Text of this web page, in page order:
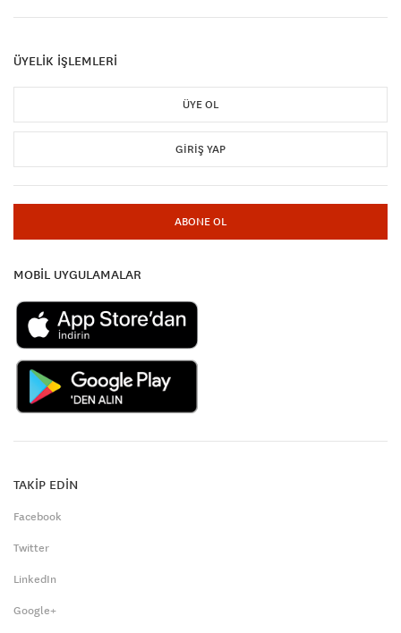
ÜYELİK İŞLEMLERİ
ÜYE OL
GIRIŞ YAP
ABONE OL
MOBİL UYGULAMALAR
TAKİP EDİN
Facebook
Twitter
LinkedIn
Google+